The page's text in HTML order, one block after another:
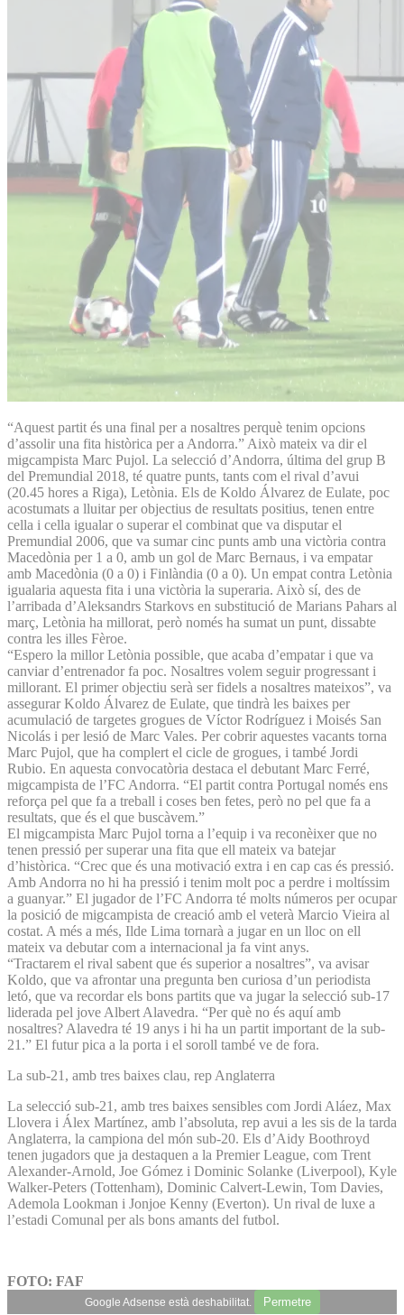
“Aquest partit és una final per a nosaltres perquè tenim opcions
d’assolir una fita històrica per a Andorra.” Això mateix va dir el
migcampista Marc Pujol. La selecció d’Andorra, última del grup B
del Premundial 2018, té quatre punts, tants com el rival d’avui
(20.45 hores a Riga), Letònia. Els de Koldo Álvarez de Eulate, poc
acostumats a lluitar per objectius de resultats positius, tenen entre
cella i cella igualar o superar el combinat que va disputar el
Premundial 2006, que va sumar cinc punts amb una victòria contra
Macedònia per 1 a 0, amb un gol de Marc Bernaus, i va empatar
amb Macedònia (0 a 0) i Finlàndia (0 a 0). Un empat contra Letònia
igualaria aquesta fita i una victòria la superaria. Això sí, des de
l’arribada d’Aleksandrs Starkovs en substitució de Marians Pahars al
març, Letònia ha millorat, però només ha sumat un punt, dissabte
contra les illes Fèroe.
“Espero la millor Letònia possible, que acaba d’empatar i que va
canviar d’entrenador fa poc. Nosaltres volem seguir progressant i
millorant. El primer objectiu serà ser fidels a nosaltres mateixos”, va
assegurar Koldo Álvarez de Eulate, que tindrà les baixes per
acumulació de targetes grogues de Víctor Rodríguez i Moisés San
Nicolás i per lesió de Marc Vales. Per cobrir aquestes vacants torna
Marc Pujol, que ha complert el cicle de grogues, i també Jordi
Rubio. En aquesta convocatòria destaca el debutant Marc Ferré,
migcampista de l’FC Andorra. “El partit contra Portugal només ens
reforça pel que fa a treball i coses ben fetes, però no pel que fa a
resultats, que és el que buscàvem.”
El migcampista Marc Pujol torna a l’equip i va reconèixer que no
tenen pressió per superar una fita que ell mateix va batejar
d’històrica. “Crec que és una motivació extra i en cap cas és pressió.
Amb Andorra no hi ha pressió i tenim molt poc a perdre i moltíssim
a guanyar.” El jugador de l’FC Andorra té molts números per ocupar
la posició de migcampista de creació amb el veterà Marcio Vieira al
costat. A més a més, Ilde Lima tornarà a jugar en un lloc on ell
mateix va debutar com a internacional ja fa vint anys.
“Tractarem el rival sabent que és superior a nosaltres”, va avisar
Koldo, que va afrontar una pregunta ben curiosa d’un periodista
letó, que va recordar els bons partits que va jugar la selecció sub-17
liderada pel jove Albert Alavedra. “Per què no és aquí amb
nosaltres? Alavedra té 19 anys i hi ha un partit important de la sub-
21.” El futur pica a la porta i el soroll també ve de fora.
La sub-21, amb tres baixes clau, rep Anglaterra
La selecció sub-21, amb tres baixes sensibles com Jordi Aláez, Max
Llovera i Álex Martínez, amb l’absoluta, rep avui a les sis de la tarda
Anglaterra, la campiona del món sub-20. Els d’Aidy Boothroyd
tenen jugadors que ja destaquen a la Premier League, com Trent
Alexander-Arnold, Joe Gómez i Dominic Solanke (Liverpool), Kyle
Walker-Peters (Tottenham), Dominic Calvert-Lewin, Tom Davies,
Ademola Lookman i Jonjoe Kenny (Everton). Un rival de luxe a
l’estadi Comunal per als bons amants del futbol.
FOTO: FAF
Google Adsense està deshabilitat. Permetre